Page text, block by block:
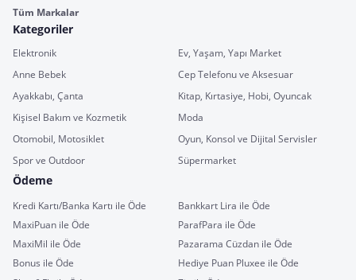
Tüm Markalar
Kategoriler
Elektronik
Ev, Yaşam, Yapı Market
Anne Bebek
Cep Telefonu ve Aksesuar
Ayakkabı, Çanta
Kitap, Kırtasiye, Hobi, Oyuncak
Kişisel Bakım ve Kozmetik
Moda
Otomobil, Motosiklet
Oyun, Konsol ve Dijital Servisler
Spor ve Outdoor
Süpermarket
Ödeme
Kredi Kartı/Banka Kartı ile Öde
Bankkart Lira ile Öde
MaxiPuan ile Öde
ParafPara ile Öde
MaxiMil ile Öde
Pazarama Cüzdan ile Öde
Bonus ile Öde
Hediye Puan Pluxee ile Öde